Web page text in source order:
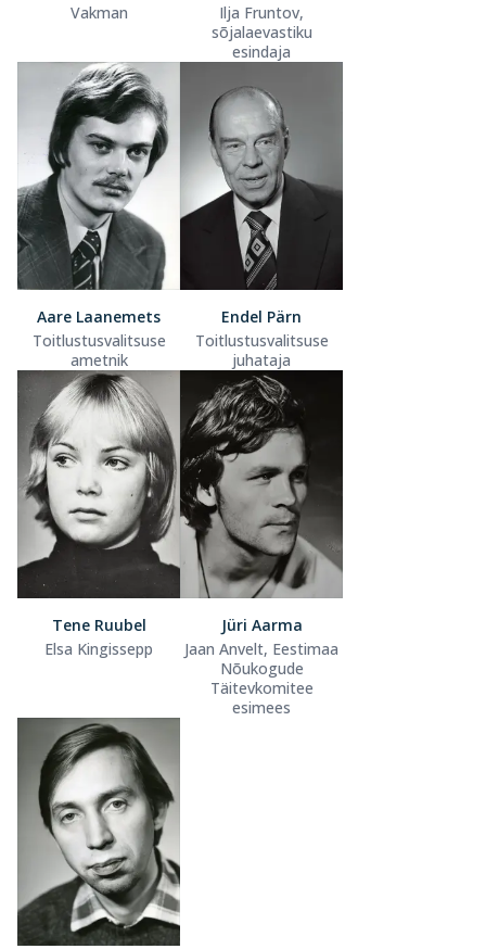
Vakman
Ilja Fruntov,
sõjalaevastiku
esindaja
Aare Laanemets
Toitlustusvalitsuse
ametnik
Endel Pärn
Toitlustusvalitsuse
juhataja
Tene Ruubel
Elsa Kingissepp
Jüri Aarma
Jaan Anvelt, Eestimaa
Nõukogude
Täitevkomitee
esimees